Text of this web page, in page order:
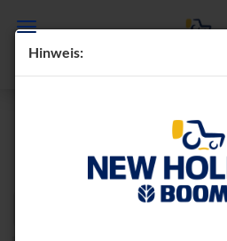
Hin­weis:
Sortieren nach
Sortieren nach